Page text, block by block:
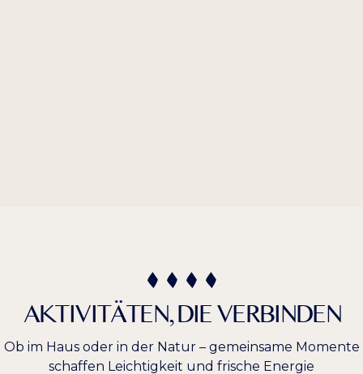
AKTIVITÄTEN, DIE VERBINDEN
Ob im Haus oder in der Natur – gemeinsame Momente
schaffen Leichtigkeit und frische Energie